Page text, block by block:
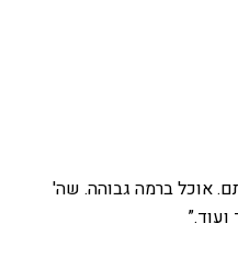
אוכל ברמה גבוהה. שה'
”